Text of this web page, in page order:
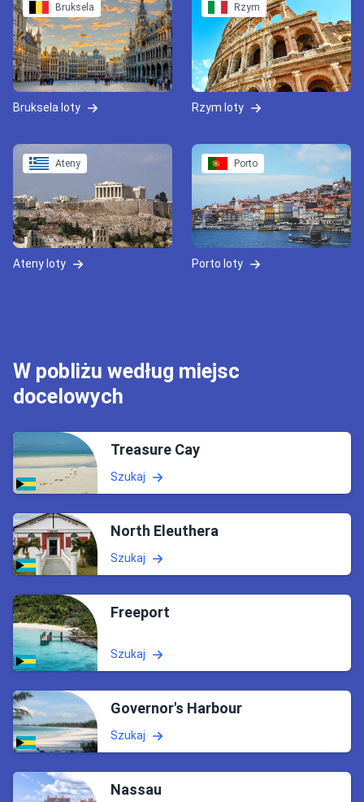
Bruksela
Bruksela loty
Rzym
Rzym loty
Ateny
Ateny loty
Porto
Porto loty
W pobliżu według miejsc
docelowych
Treasure Cay
Szukaj
North Eleuthera
Szukaj
Freeport
Szukaj
Governor's Harbour
Szukaj
Nassau